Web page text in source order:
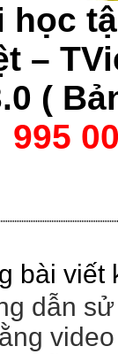
học
–
(
995
bài viết
dẫn
video